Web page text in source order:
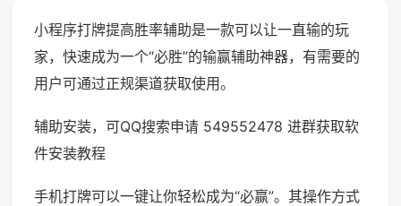
小程序打牌提高胜率辅助是一款可以让一直输的玩
家，快速成为一个“必胜”的输赢辅助神器，有需要的
用户可通过正规渠道获取使用。
辅助安装，可QQ搜索申请 549552478 进群获取软
件安装教程
手机打牌可以一键让你轻松成为“必赢”。其操作方式